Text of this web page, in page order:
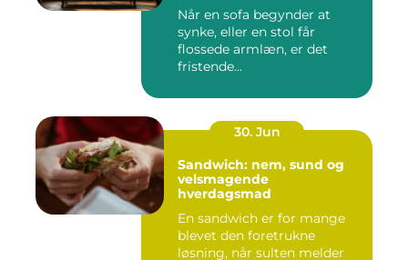
Når en sofa begynder at
synke, eller en stol får
flossede armlæn, er det
fristende...
30. Jun
Sandwich: nem, sund og
velsmagende
hverdagsmad
En sandwich er for mange
blevet den foretrukne
løsning, når sulten melder